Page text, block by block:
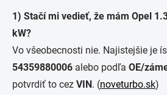
1) Stačí mi vedieť, že mám Opel
kW?
Vo všeobecnosti nie. Najistejšie je
54359880006 alebo podľa OE/
potvrdiť to cez VIN. (noveturbo.sk)